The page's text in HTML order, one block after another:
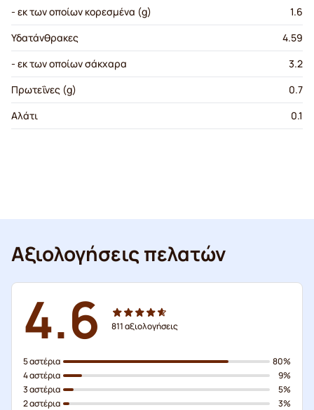
- εκ των οποίων κορεσμένα (g)
1.6
Υδατάνθρακες
4.59
- εκ των οποίων σάκχαρα
3.2
Πρωτεΐνες (g)
0.7
Αλάτι
0.1
Αξιολογήσεις πελατών
4.6 811αξιολογήσεις
5 αστέρια
4 αστέρια
3 αστέρια
2 αστέρια
80%
9%
5%
3%